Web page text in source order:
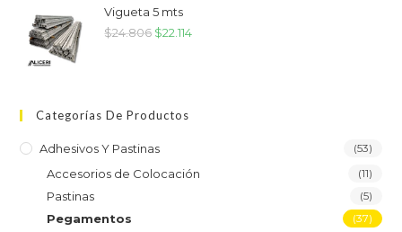
Vigueta 5 mts
$24.806 $22.114
Categorías De Productos
Adhesivos Y Pastinas (53)
Accesorios de Colocación (11)
Pastinas (5)
Pegamentos (37)